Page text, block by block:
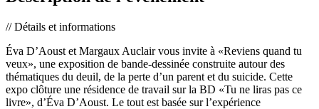
// Détails et informations
Éva D’Aoust et Margaux Auclair vous invite à «Reviens quand tu
veux», une exposition de bande-dessinée construite autour des
thématiques du deuil, de la perte d’un parent et du suicide. Cette
expo clôture une résidence de travail sur la BD «Tu ne liras pas ce
livre», d’Éva D’Aoust. Le tout est basée sur l’expérience